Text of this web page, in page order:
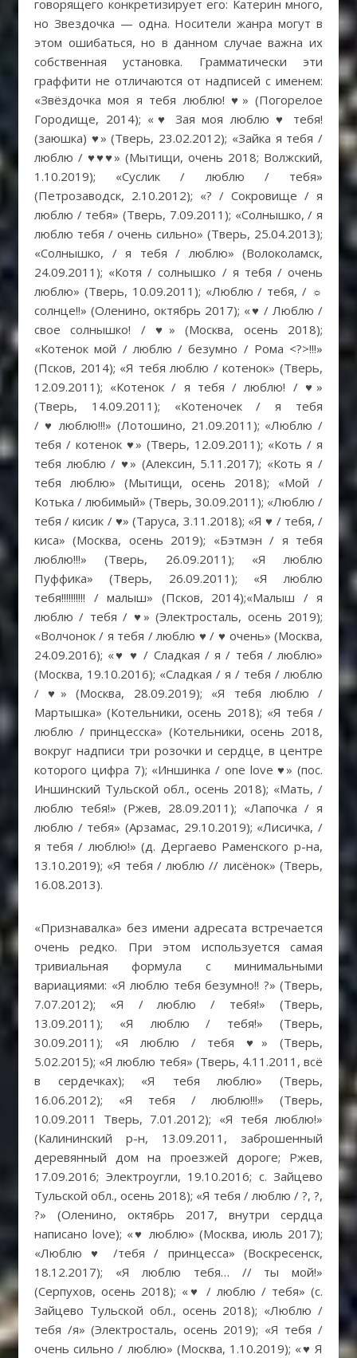
говорящего конкретизирует его: Катерин много,
но Звездочка — одна. Носители жанра могут в
этом ошибаться, но в данном случае важна их
собственная установка. Грамматически эти
граффити не отличаются от надписей с именем:
«Звёздочка моя я тебя люблю! ♥» (Погорелое
Городище, 2014); «♥ Зая моя люблю ♥ тебя!
(заюшка) ♥» (Тверь, 23.02.2012); «Зайка я тебя /
люблю / ♥♥♥» (Мытищи, очень 2018; Волжский,
1.10.2019); «Суслик / люблю / тебя»
(Петрозаводск, 2.10.2012); «? / Сокровище / я
люблю / тебя» (Тверь, 7.09.2011); «Солнышко, / я
люблю тебя / очень сильно» (Тверь, 25.04.2013);
«Солнышко, / я тебя / люблю» (Волоколамск,
24.09.2011); «Котя / солнышко / я тебя / очень
люблю» (Тверь, 10.09.2011); «Люблю / тебя, / ☼
солнце!!» (Оленино, октябрь 2017); «♥ / Люблю /
свое солнышко! / ♥» (Москва, осень 2018);
«Котенок мой / люблю / безумно / Рома <?>!!!»
(Псков, 2014); «Я тебя люблю / котенок» (Тверь,
12.09.2011); «Котенок / я тебя / люблю! / ♥»
(Тверь, 14.09.2011); «Котеночек / я тебя
/ ♥ люблю!!!» (Лотошино, 21.09.2011); «Люблю /
тебя / котенок ♥» (Тверь, 12.09.2011); «Коть / я
тебя люблю / ♥» (Алексин, 5.11.2017); «Коть я /
тебя люблю» (Мытищи, осень 2018); «Мой /
Котька / любимый» (Тверь, 30.09.2011); «Люблю /
тебя / кисик / ♥» (Таруса, 3.11.2018); «Я ♥ / тебя, /
киса» (Москва, осень 2019); «Бэтмэн / я тебя
люблю!!!» (Тверь, 26.09.2011); «Я люблю
Пуффика» (Тверь, 26.09.2011); «Я люблю
тебя!!!!!!!!!! / малыш» (Псков, 2014);«Малыш / я
люблю / тебя / ♥» (Электросталь, осень 2019);
«Волчонок / я тебя / люблю ♥ / ♥ очень» (Москва,
24.09.2016); «♥ ♥ / Сладкая / я / тебя / люблю»
(Москва, 19.10.2016); «Сладкая / я / тебя / люблю
/ ♥» (Москва, 28.09.2019); «Я тебя люблю /
Мартышка» (Котельники, осень 2018); «Я тебя /
люблю / принцесска» (Котельники, осень 2018,
вокруг надписи три розочки и сердце, в центре
которого цифра 7); «Иншинка / one love ♥» (пос.
Иншинский Тульской обл., осень 2018); «Мать, /
люблю тебя!» (Ржев, 28.09.2011); «Лапочка / я
люблю / тебя» (Арзамас, 29.10.2019); «Лисичка, /
я тебя / люблю!» (д. Дергаево Раменского р-на,
13.10.2019); «Я тебя / люблю // лисёнок» (Тверь,
16.08.2013).
«Признавалка» без имени адресата встречается
очень редко. При этом используется самая
тривиальная формула с минимальными
вариациями: «Я люблю тебя безумно!! ?» (Тверь,
7.07.2012); «Я / люблю / тебя!» (Тверь,
13.09.2011); «Я люблю / тебя!» (Тверь,
30.09.2011); «Я люблю / тебя ♥» (Тверь,
5.02.2015); «Я люблю тебя» (Тверь, 4.11.2011, всё
в сердечках); «Я тебя люблю» (Тверь,
16.06.2012); «Я тебя / люблю!!!» (Тверь,
10.09.2011 Тверь, 7.01.2012); «Я тебя люблю!»
(Калининский р-н, 13.09.2011, заброшенный
деревянный дом на проезжей дороге; Ржев,
17.09.2016; Электроугли, 19.10.2016; с. Зайцево
Тульской обл., осень 2018); «Я тебя / люблю / ?, ?,
?» (Оленино, октябрь 2017, внутри сердца
написано love); «♥ люблю» (Москва, июль 2017);
«Люблю ♥ /тебя / принцесса» (Воскресенск,
18.12.2017); «Я люблю тебя… // ты мой!»
(Серпухов, осень 2018); «♥ / люблю / тебя» (с.
Зайцево Тульской обл., осень 2018); «Люблю /
тебя /я» (Электросталь, осень 2019); «Я тебя /
очень сильно / люблю» (Москва, 1.10.2019); «♥ Я